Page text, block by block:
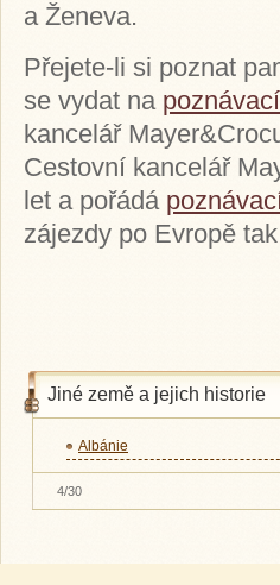
a Ženeva.
Přejete-li si poznat
se vydat na
kancelář
Cestovní kancelář
let a pořádá
zájezdy po Evropě
Jiné země a jejich historie
Albánie
4/30